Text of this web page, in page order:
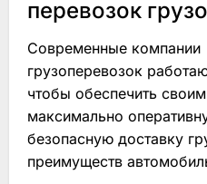
перевозок
Современные компании
грузоперевозок
чтобы обеспечить
максимально
безопасную доставку
преимуществ